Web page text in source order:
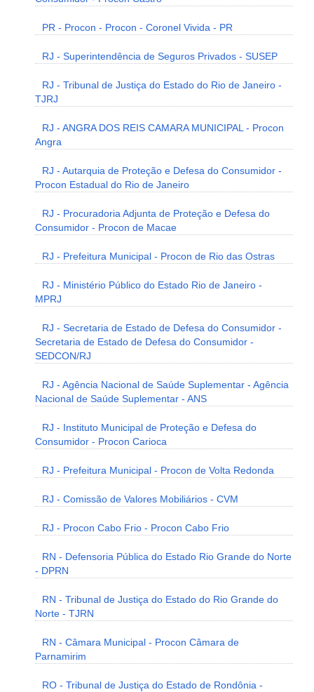
PR - Procon - Procon - Coronel Vivida - PR
RJ - Superintendência de Seguros Privados - SUSEP
RJ - Tribunal de Justiça do Estado do Rio de Janeiro -
TJRJ
RJ - ANGRA DOS REIS CAMARA MUNICIPAL - Procon
Angra
RJ - Autarquia de Proteção e Defesa do Consumidor -
Procon Estadual do Rio de Janeiro
RJ - Procuradoria Adjunta de Proteção e Defesa do
Consumidor - Procon de Macae
RJ - Prefeitura Municipal - Procon de Rio das Ostras
RJ - Ministério Público do Estado Rio de Janeiro -
MPRJ
RJ - Secretaria de Estado de Defesa do Consumidor -
Secretaria de Estado de Defesa do Consumidor -
SEDCON/RJ
RJ - Agência Nacional de Saúde Suplementar - Agência
Nacional de Saúde Suplementar - ANS
RJ - Instituto Municipal de Proteção e Defesa do
Consumidor - Procon Carioca
RJ - Prefeitura Municipal - Procon de Volta Redonda
RJ - Comissão de Valores Mobiliários - CVM
RJ - Procon Cabo Frio - Procon Cabo Frio
RN - Defensoria Pública do Estado Rio Grande do Norte
- DPRN
RN - Tribunal de Justiça do Estado do Rio Grande do
Norte - TJRN
RN - Câmara Municipal - Procon Câmara de
Parnamirim
RO - Tribunal de Justiça do Estado de Rondônia -